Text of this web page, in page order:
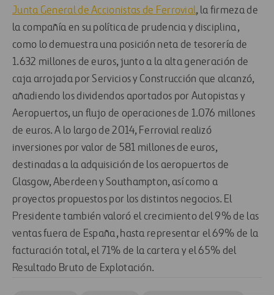
Junta General de Accionistas de Ferrovial, la firmeza de
la compañía en su política de prudencia y disciplina,
como lo demuestra una posición neta de tesorería de
1.632 millones de euros, junto a la alta generación de
caja arrojada por Servicios y Construcción que alcanzó,
añadiendo los dividendos aportados por Autopistas y
Aeropuertos, un flujo de operaciones de 1.076 millones
de euros. A lo largo de 2014, Ferrovial realizó
inversiones por valor de 581 millones de euros,
destinadas a la adquisición de los aeropuertos de
Glasgow, Aberdeen y Southampton, así como a
proyectos propuestos por los distintos negocios. El
Presidente también valoró el crecimiento del 9% de las
ventas fuera de España, hasta representar el 69% de la
facturación total, el 71% de la cartera y el 65% del
Resultado Bruto de Explotación.